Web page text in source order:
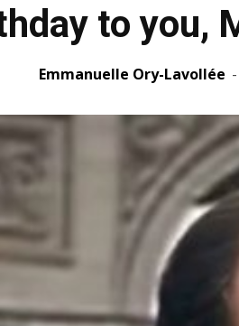
to you,
Emmanuelle Ory-Lavollée -